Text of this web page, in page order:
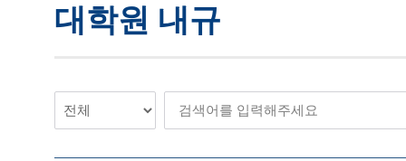
대학원 내규